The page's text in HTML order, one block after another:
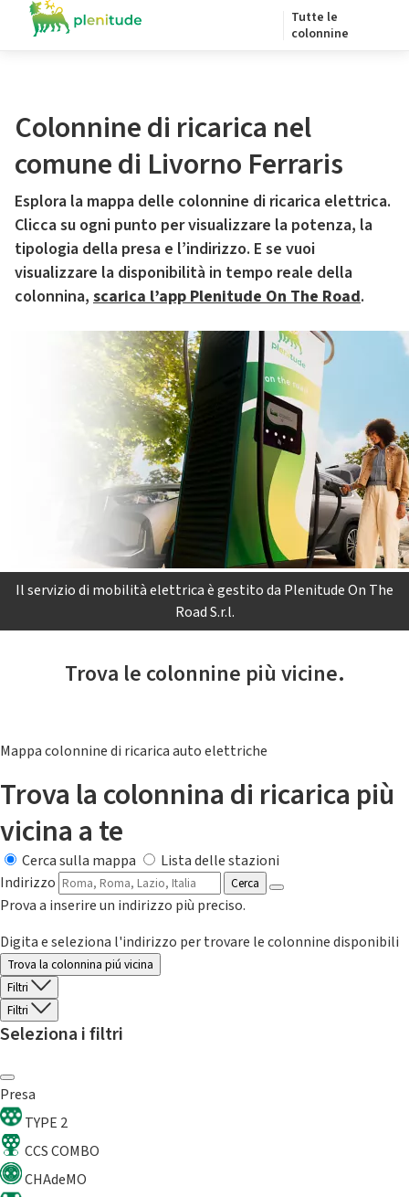
Tutte le
colonnine
Colonnine di ricarica nel
comune di Livorno Ferraris
Esplora la mappa delle colonnine di ricarica elettrica.
Clicca su ogni punto per visualizzare la potenza, la
tipologia della presa e l’indirizzo. E se vuoi
visualizzare la disponibilità in tempo reale della
colonnina, scarica l’app Plenitude On The Road.
Il servizio di mobilità elettrica è gestito da Plenitude On The
Road S.r.l.
Trova le colonnine più vicine.
Mappa colonnine di ricarica auto elettriche
Trova la colonnina di ricarica più
vicina a te
Cerca sulla mappa
Lista delle stazioni
Indirizzo
Cerca
Prova a inserire un indirizzo più preciso.
Digita e seleziona l'indirizzo per trovare le colonnine disponibili
Trova la colonnina piú vicina
Filtri
Filtri
Seleziona i filtri
Presa
TYPE 2
CCS COMBO
CHAdeMO